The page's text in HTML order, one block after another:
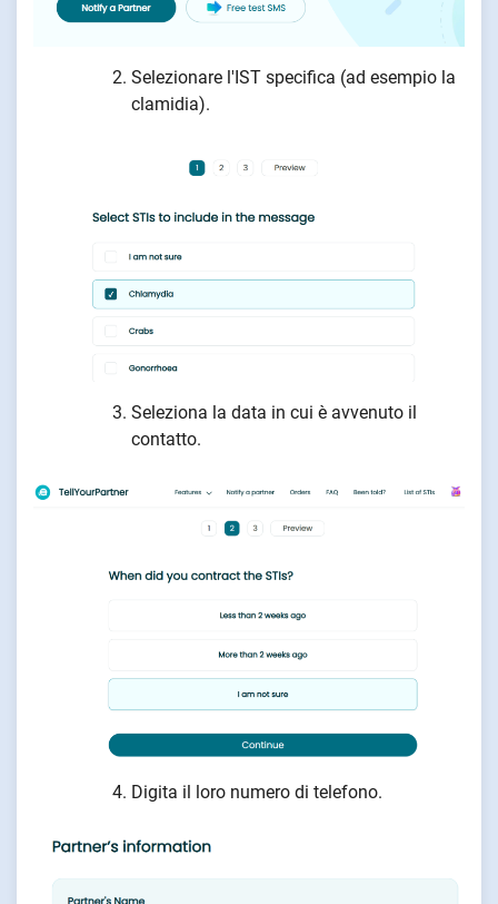
Selezionare l'IST specifica (ad esempio la
clamidia).
Seleziona la data in cui è avvenuto il
contatto.
Digita il loro numero di telefono.